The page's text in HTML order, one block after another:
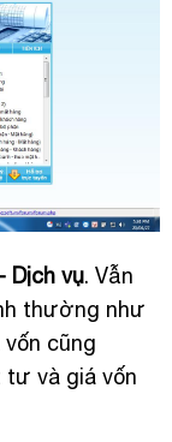
Dịch vụ. Vẫn
thường như
cũng
tư và giá vốn